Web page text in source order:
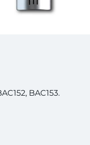
BAC153.